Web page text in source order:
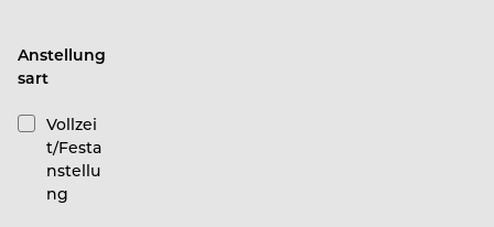
Anstellung
sart
Vollzei
t/Festa
nstellu
ng